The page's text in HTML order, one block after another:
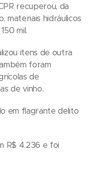
recuperou, da
materiais hidráulicos
mil.
itens de outra
foram
de
de vinho.
em flagrante delito
R$ 4.236 e foi